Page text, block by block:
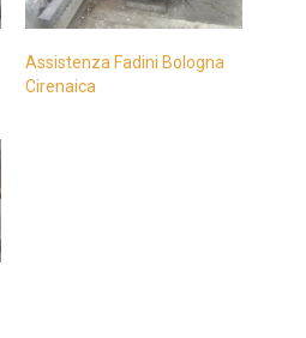
Assistenza Fadini Bologna
Cirenaica